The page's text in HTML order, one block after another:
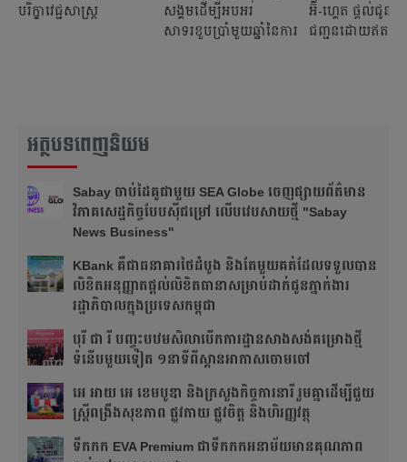
បរិក្ខាវេជ្ជសាស្ត្រ
សង្គមដើម្បីអបអរ
សាទរខួបប្រាំមួយឆ្នាំនៃការ
អ៊ី-ហ្គេត ផ្តល់ជូនក
ជញ្ជូនដោយឥតគិត
អត្ថបទពេញនិយម
Sabay ចាប់​ដៃគូ​ជាមួយ SEA Globe ចេញផ្សាយព័ត៌មាន
វិភាគសេដ្ឋកិច្ចបែបស៊ី​ជម្រៅ លើបវេបសាយថ្មី "Sabay
News Business"
KBank គឺជាធនាគារថៃដំបូង និងតែមួយគត់ដែលទទួលបាន
លិខិតអនុញ្ញាតផ្តល់លិខិតធានាសម្រាប់ដាក់ជូនភ្នាក់ងារ
រដ្ឋាភិបាលក្នុងប្រទេសកម្ពុជា
បុរី ជា រី បញ្ចុះបឋមសិលាបើកការដ្ឋានសាងសង់គម្រោងថ្មី
ទំនើបមួយទៀត ១នាទីពីស្ពានអាកាសចោមចៅ
អេ អាយ អេ ខេមបូឌា និងក្រសួងកិច្ចការនារី រួមគ្នាដើម្បីជួយ
ស្ត្រីពង្រឹងសុខភាព ផ្លូវកាយ ផ្លូវចិត្ត និងហិរញ្ញវត្ថុ
ទឹកកក EVA Premium ជាទឹកកកអនាម័យមានគុណភាព